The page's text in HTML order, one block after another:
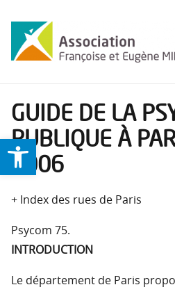
GUIDE DE LA
PUBLIQUE À
2006
+ Index des rues de Paris
Psycom 75.
INTRODUCTION
Le département de Paris
Ouvrir la barre d’outils